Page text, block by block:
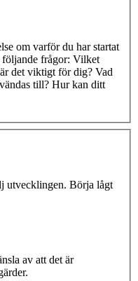
om varför du har startat
följande frågor: Vilket
det viktigt för dig? Vad
till? Hur kan ditt
utvecklingen. Börja lågt
av att det är